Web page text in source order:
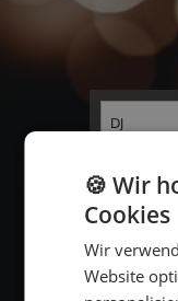
🍪 Wir
Cookies
Wir
Website